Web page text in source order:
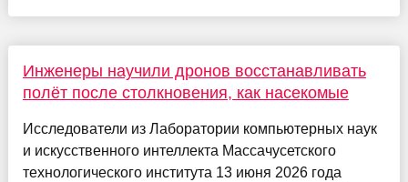
Инженеры научили дронов восстанавливать
полёт после столкновения, как насекомые
Исследователи из Лаборатории компьютерных наук
и искусственного интеллекта Массачусетского
технологического института 13 июня 2026 года